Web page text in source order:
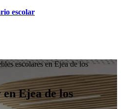
escolar
escolares enEjea de los
Ejea de los